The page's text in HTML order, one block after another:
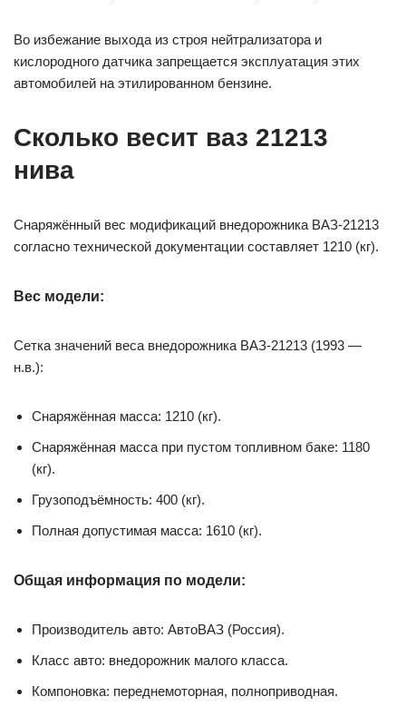
Во избежание выхода из строя нейтрализатора и
кислородного датчика запрещается эксплуатация этих
автомобилей на этилированном бензине.
Сколько весит ваз 21213
нива
Снаряжённый вес модификаций внедорожника ВАЗ-21213
согласно технической документации составляет 1210 (кг).
Вес модели:
Сетка значений веса внедорожника ВАЗ-21213 (1993 —
н.в.):
Снаряжённая масса: 1210 (кг).
Снаряжённая масса при пустом топливном баке: 1180
(кг).
Грузоподъёмность: 400 (кг).
Полная допустимая масса: 1610 (кг).
Общая информация по модели:
Производитель авто: АвтоВАЗ (Россия).
Класс авто: внедорожник малого класса.
Компоновка: переднемоторная, полноприводная.